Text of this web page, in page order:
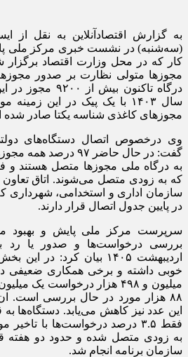
به گزارش اقتصادآنلاین به نقل از
(سه‌شنبه) در نشست خبری مرکز ملی
کار که در محل وزارت اقتصاد برگزار
مجوز‌ها متولی نظارت بر صدور
درگاه تاکنون
سال ۱۴۰۳ با یک پیک در این
مجوز‌های کاغذی شناسه یکتا صادر
وی درخصوص اتصال دستگاه‌های
گفت: در حال حاضر ۹۷
که به زودی متصل می‌شوند. اتاق تعاون
سازمان اداری و استخدامی، شهرداری
در پایین جدول اتصال قرار دارند.
سرپرست مرکز ملی پایش و بهبود
اردیبهشت ۱۴۰۵ بیان کرد:
خوبی داشته و برخی همکاری ضعیفی
۸۸ هزار مورد در حال بررسی است.
این عدد نیز کاهش می‌یابد. دستگاه‌ها
فقط ۳.۵ درصد درخواست‌ها با
به زودی متصل شده و حدود دو هفته
سازمان برنامه انجام شد.